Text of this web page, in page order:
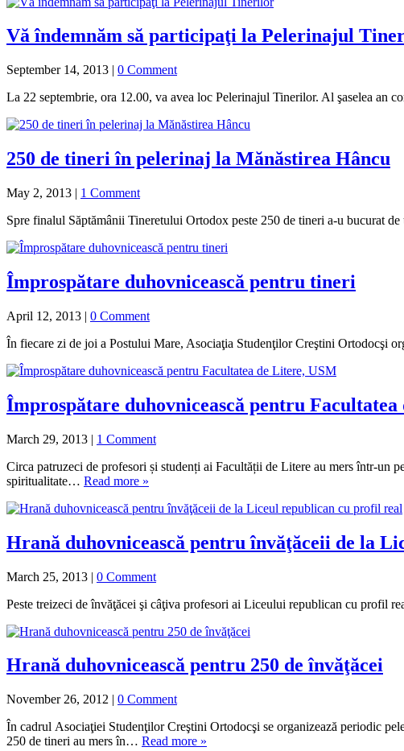
Vă îndemnăm să participaţi la Pelerinajul
September 14, 2013 | 0 Comment
La 22 septembrie, ora 12.00, va avea loc Pelerinajul Tinerilor. Al şaselea an
250 de tineri în pelerinaj la Mănăstirea Hâncu
May 2, 2013 | 1 Comment
Spre finalul Săptămânii Tineretului Ortodox peste 250 de tineri a-u bucurat
Împrospătare duhovnicească pentru tineri
April 12, 2013 | 0 Comment
În fiecare zi de joi a Postului Mare, Asociaţia Studenţilor Creştini Ortodocşi
Împrospătare duhovnicească pentru
March 29, 2013 | 1 Comment
Circa patruzeci de profesori și studenți ai Facultății de Litere au mers într-un
spiritualitate… Read more »
Hrană duhovnicească pentru învăţăceii de la
March 25, 2013 | 0 Comment
Peste treizeci de învăţăcei şi câţiva profesori ai Liceului republican cu profil
Hrană duhovnicească pentru 250 de învăţăcei
November 26, 2012 | 0 Comment
În cadrul Asociaţiei Studenţilor Creştini Ortodocşi se organizează periodic
250 de tineri au mers în… Read more »